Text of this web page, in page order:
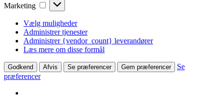
Marketing
Vælg muligheder
Administrer tjenester
Administrer {vendor_count} leverandører
Læs mere om disse formål
Godkend Afvis Se præferencer Gem præferencer
Se
præferencer